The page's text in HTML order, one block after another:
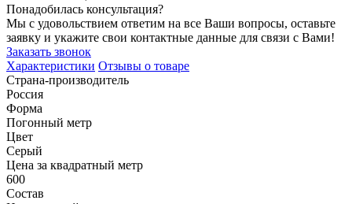
Понадобилась консультация?
Мы с удовольствием ответим на все Ваши вопросы, оставьте
заявку и укажите свои контактные данные для связи с Вами!
Заказать звонок
Характеристики Отзывы о товаре
Страна-производитель
Россия
Форма
Погонный метр
Цвет
Серый
Цена за квадратный метр
600
Состав